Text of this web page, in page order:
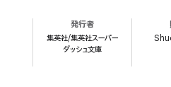
発行者
集英社/集英社スーパー
ダッシュ文庫